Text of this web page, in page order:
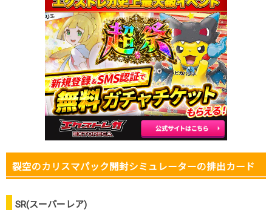
裂空のカリスマパック開封シミュレーターの排出カード
SR(スーパーレア)